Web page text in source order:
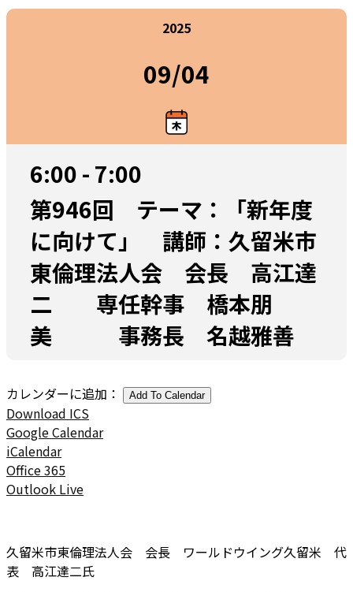
2025
09/04
6:00 - 7:00
第946回 テーマ：「新年度
に向けて」 講師：久留米市
東倫理法人会 会長 高江達
二 専任幹事 橋本朋
美 事務長 名越雅善
カレンダーに追加： Add To Calendar
Download ICS
Google Calendar
iCalendar
Office 365
Outlook Live
久留米市東倫理法人会 会長 ワールドウイング久留米 代
表 高江達二氏